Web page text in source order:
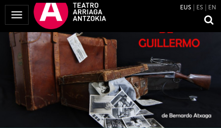
Menua
erakutsi
EUS ES EN